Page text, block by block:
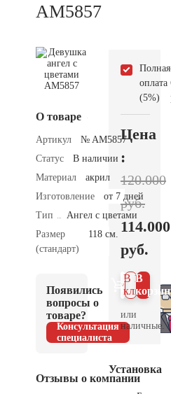
AM5857
О товаре
Артикул
№ AM5857
Статус
В наличии
Материал
акрил
Изготовление
от 7 дней
Тип
Ангел с цветами
Размер
(стандарт)
118 см.
Появились
вопросы о
товаре?
Консультация
специалиста
Отзывы о компании
Полная
оплата
(5%)
Цена
:
120.000
руб.
114.000
руб.
В
В 1
клик
или
наличные.
Установка